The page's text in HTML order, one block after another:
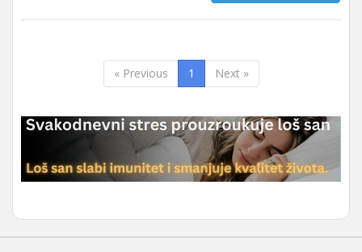
« Previous 1 Next »